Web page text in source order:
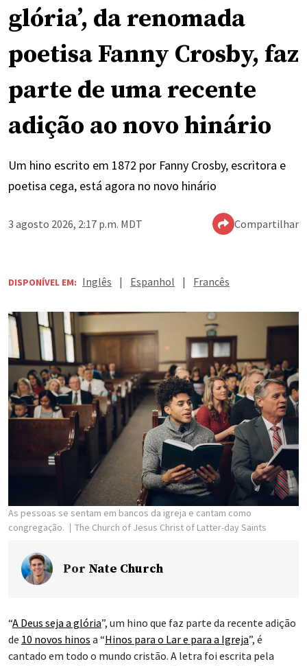
glória’, da renomada
poetisa Fanny Crosby, faz
parte de uma recente
adição ao novo hinário
Um hino escrito em 1872 por Fanny Crosby, escritora e
poetisa cega, está agora no novo hinário
3 agosto 2026, 2:17 p.m. MDT Compartilhar
DISPONÍVEL EM: Inglês | Espanhol | Francês
As pessoas se sentam em bancos da igreja e cantam como
congregação.
The Church of Jesus Christ of Latter-day Saints
Por Nate Church
“A Deus seja a glória”, um hino que faz parte da recente adição
de 10 novos hinos a “Hinos para o Lar e para a Igreja”, é
cantado em todo o mundo cristão. A letra foi escrita pela